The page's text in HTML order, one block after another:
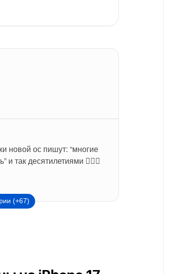
новой ос пишут: “многие
и так десятилетиями 🤦🏻‍♂️
(+67)